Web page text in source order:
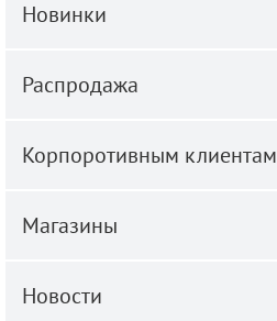
Новинки
Распродажа
Корпоротивным клиентам
Магазины
Новости